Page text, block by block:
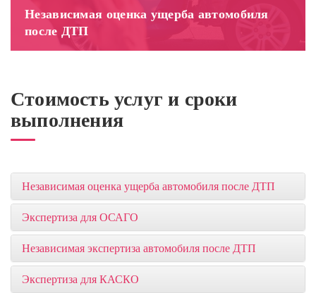
Независимая оценка ущерба автомобиля
после ДТП
Стоимость услуг и сроки
выполнения
Независимая оценка ущерба автомобиля после ДТП
Экспертиза для ОСАГО
Независимая экспертиза автомобиля после ДТП
Экспертиза для КАСКО